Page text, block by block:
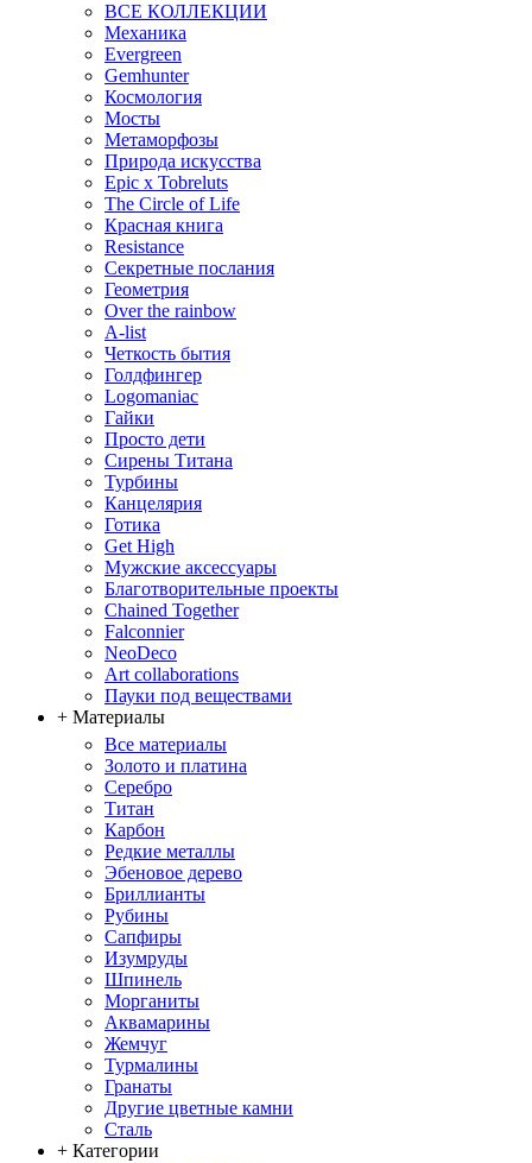
ВСЕ КОЛЛЕКЦИИ
Механика
Evergreen
Gemhunter
Космология
Мосты
Метаморфозы
Природа искусства
Epic x Tobreluts
The Circle of Life
Красная книга
Resistance
Секретные послания
Геометрия
Over the rainbow
A-list
Четкость бытия
Голдфингер
Logomaniac
Гайки
Просто дети
Сирены Титана
Турбины
Канцелярия
Готика
Get High
Мужские аксессуары
Благотворительные проекты
Chained Together
Falconnier
NeoDeco
Аrt collaborations
Пауки под веществами
+ Материалы
Все материалы
Золото и платина
Серебро
Титан
Карбон
Редкие металлы
Эбеновое дерево
Бриллианты
Рубины
Сапфиры
Изумруды
Шпинель
Морганиты
Аквамарины
Жемчуг
Турмалины
Гранаты
Другие цветные камни
Сталь
+ Категории